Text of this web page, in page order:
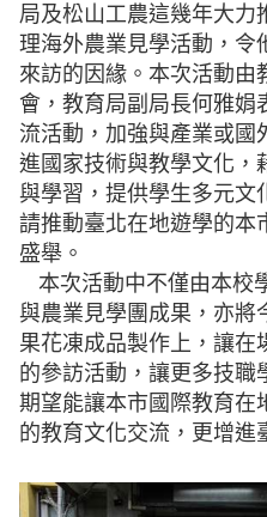
局及松山工農這幾年大力
理海外農業見學活動，令
來訪的因緣。本次活動由
會，教育局副局長何雅娟
流活動，加強與產業或國
進國家技術與教學文化，
與學習，提供學生多元文
請推動臺北在地遊學的本
盛舉。
本次活動中不僅由本校
與農業見學團成果，亦將
果花凍成品製作上，讓在
的參訪活動，讓更多技職
期望能讓本市國際教育在
的教育文化交流，更增進